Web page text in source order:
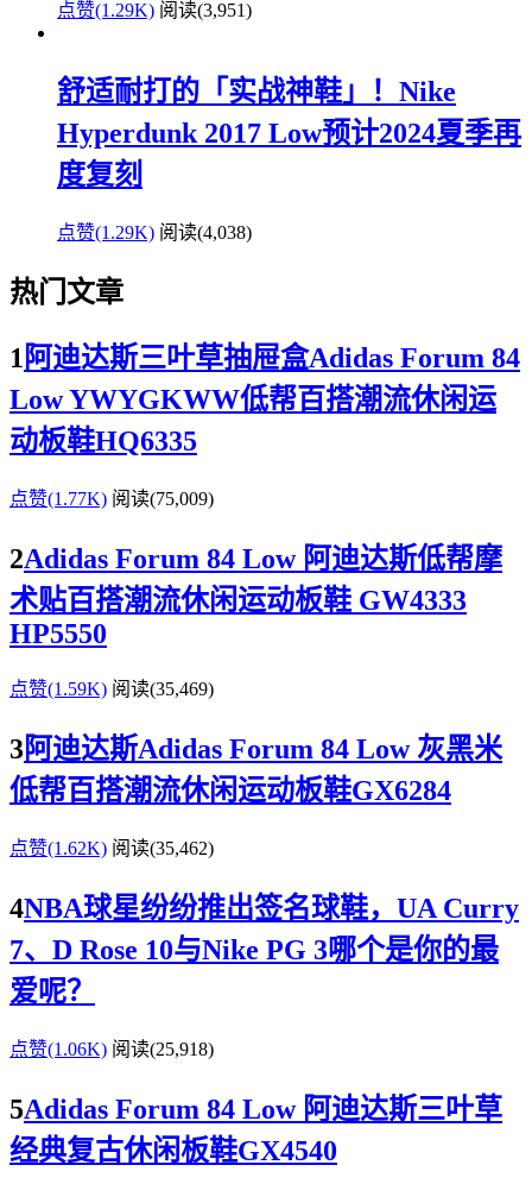
点赞(1.29K) 阅读(3,951)
舒适耐打的「实战神鞋」！Nike
Hyperdunk 2017 Low预计2024夏季再
度复刻
点赞(1.29K) 阅读(4,038)
热门文章
1 阿迪达斯三叶草抽屉盒Adidas Forum 84
Low YWYGKWW低帮百搭潮流休闲运
动板鞋HQ6335
点赞(1.77K) 阅读(75,009)
2Adidas Forum 84 Low 阿迪达斯低帮摩
术贴百搭潮流休闲运动板鞋 GW4333
HP5550
点赞(1.59K) 阅读(35,469)
3阿迪达斯Adidas Forum 84 Low 灰黑米
低帮百搭潮流休闲运动板鞋GX6284
点赞(1.62K) 阅读(35,462)
4NBA球星纷纷推出签名球鞋，UA Curry
7、D Rose 10与Nike PG 3哪个是你的最
爱呢？
点赞(1.06K) 阅读(25,918)
5Adidas Forum 84 Low 阿迪达斯三叶草
经典复古休闲板鞋GX4540